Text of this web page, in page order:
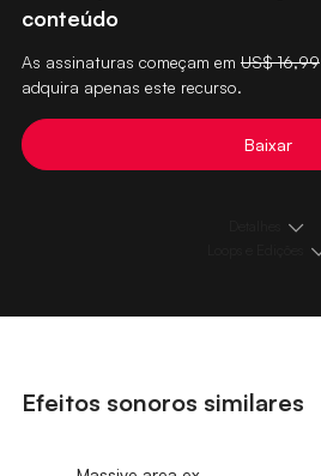
conteúdo
As assinaturas começam em US$ 16,99
adquira apenas este recurso.
Baixar
Efeitos sonoros similares